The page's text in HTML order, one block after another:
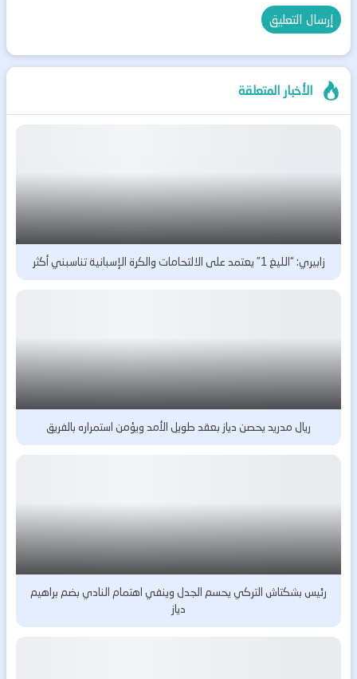
الأخبار المتعلقة
زابيري: “الليغ 1” يعتمد على الالتحامات والكرة الإسبانية تناسبني أكثر
ريال مدريد يحصن دياز بعقد طويل الأمد ويؤمن استمراره بالفريق
رئيس بشكتاش التركي يحسم الجدل وينفي اهتمام النادي بضم براهيم
دياز